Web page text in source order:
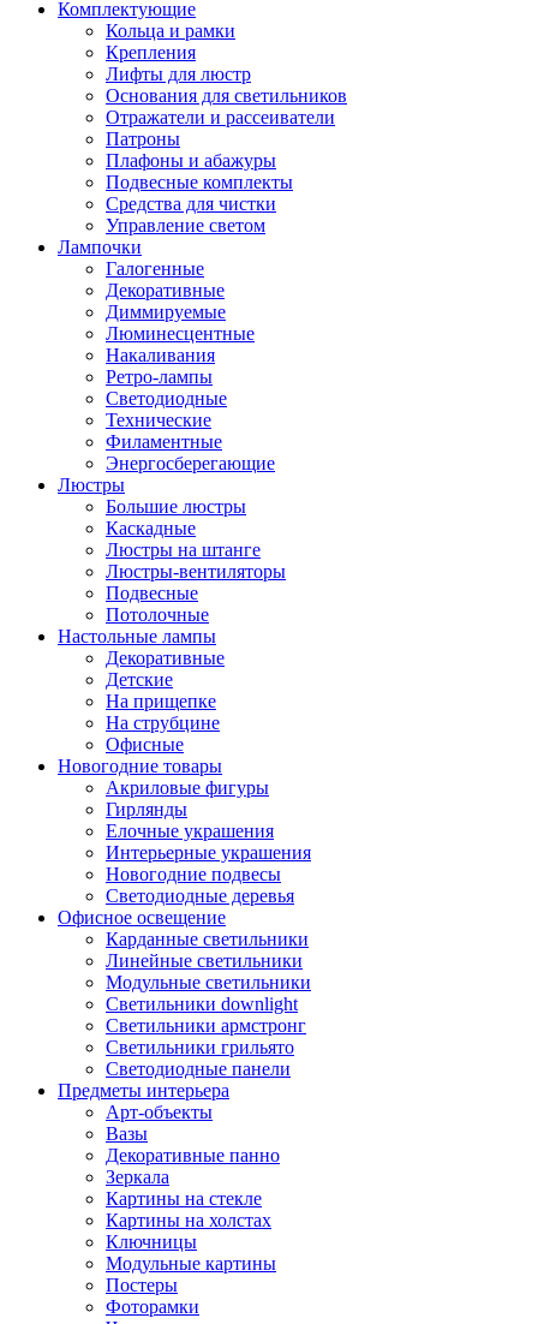
Комплектующие
Кольца и рамки
Крепления
Лифты для люстр
Основания для светильников
Отражатели и рассеиватели
Патроны
Плафоны и абажуры
Подвесные комплекты
Средства для чистки
Управление светом
Лампочки
Галогенные
Декоративные
Диммируемые
Люминесцентные
Накаливания
Ретро-лампы
Светодиодные
Технические
Филаментные
Энергосберегающие
Люстры
Большие люстры
Каскадные
Люстры на штанге
Люстры-вентиляторы
Подвесные
Потолочные
Настольные лампы
Декоративные
Детские
На прищепке
На струбцине
Офисные
Новогодние товары
Акриловые фигуры
Гирлянды
Елочные украшения
Интерьерные украшения
Новогодние подвесы
Светодиодные деревья
Офисное освещение
Карданные светильники
Линейные светильники
Модульные светильники
Светильники downlight
Светильники армстронг
Светильники грильято
Светодиодные панели
Предметы интерьера
Арт-объекты
Вазы
Декоративные панно
Зеркала
Картины на стекле
Картины на холстах
Ключницы
Модульные картины
Постеры
Фоторамки